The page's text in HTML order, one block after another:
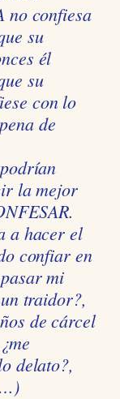
no confiesa
su
él
su
con lo
de
la mejor
a hacer el
confiar en
mi
traidor?,
de cárcel
delato?,